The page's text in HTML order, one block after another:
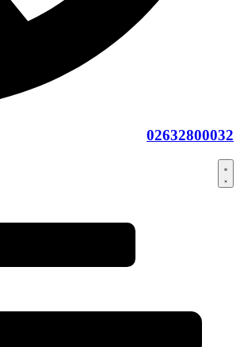
02632800032